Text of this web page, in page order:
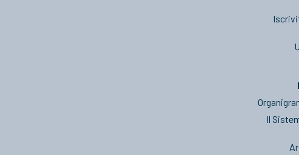
Il